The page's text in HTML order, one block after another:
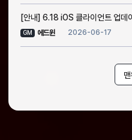
[안내] 6.18 iOS 클라이언트 업데
GM 에드윈 2026-06-17